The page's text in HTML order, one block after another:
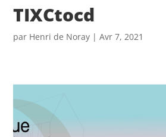
TIXCtocd
par Henri de Noray |Avr 7, 2021